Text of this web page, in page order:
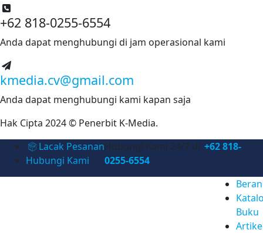
+62 818-0255-6554
Anda dapat menghubungi di jam operasional kami
kmedia.cv@gmail.com
Anda dapat menghubungi kami kapan saja
Hak Cipta 2024 © Penerbit K-Media.
Lacak Pesanan
Hubungi Kami
Hubungi Kami 24/7 di +62 818-
0255-6554
Buku